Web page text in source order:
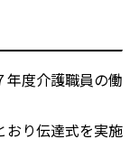
年度介護職員の働
おり伝達式を実施